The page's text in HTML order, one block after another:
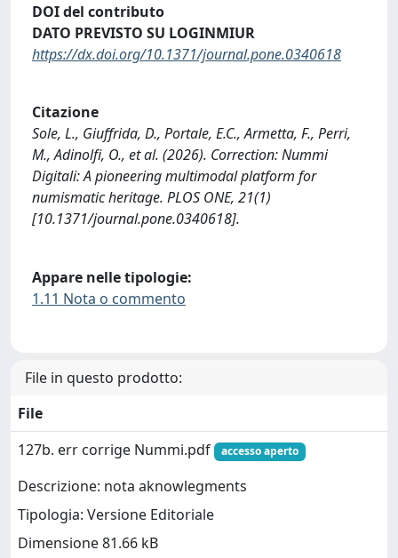
DOI del contributo
DATO PREVISTO SU LOGINMIUR
https://dx.doi.org/10.1371/journal.pone.0340618
Citazione
Sole, L., Giuffrida, D., Portale, E.C., Armetta, F., Perri,
M., Adinolfi, O., et al. (2026). Correction: Nummi
Digitali: A pioneering multimodal platform for
numismatic heritage. PLOS ONE, 21(1)
[10.1371/journal.pone.0340618].
Appare nelle tipologie:
1.11 Nota o commento
File in questo prodotto:
File
127b. err corrige Nummi.pdf
accesso aperto
Descrizione: nota aknowlegments
Tipologia: Versione Editoriale
Dimensione 81.66 kB